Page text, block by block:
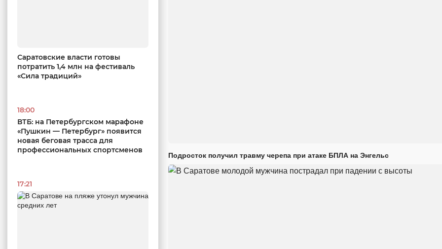
Саратовские власти готовы
потратить 1,4 млн на фестиваль
«Сила традиций»
18:00
ВТБ: на Петербургском марафоне
«Пушкин — Петербург» появится
новая беговая трасса для
профессиональных спортсменов
17:21
Подросток получил травму черепа при атаке БПЛА на Энгельс